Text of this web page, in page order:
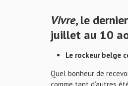
Vivre, le
juillet au 10
Le rockeur belge
Quel bonheur de